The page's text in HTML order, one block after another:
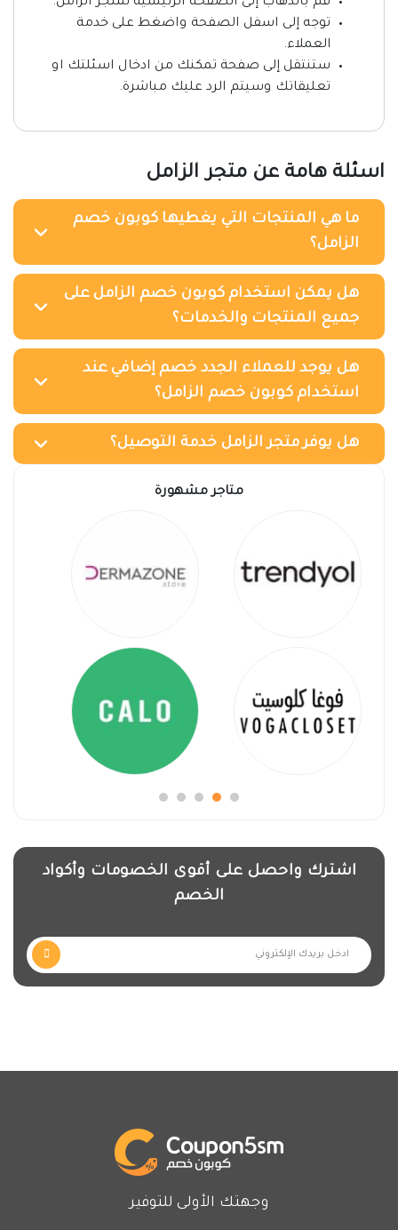
توجه إلى اسفل الصفحة واضغط على خدمة
العملاء.
ستنتقل إلى صفحة تمكنك من ادخال اسئلتك او
تعليقاتك وسيتم الرد عليك مباشرة.
اسئلة هامة عن متجر الزامل
ما هي المنتجات التي يغطيها كوبون خصم
الزامل؟
هل يمكن استخدام كوبون خصم الزامل على
جميع المنتجات والخدمات؟
هل يوجد للعملاء الجدد خصم إضافي عند
استخدام كوبون خصم الزامل؟
هل يوفر متجر الزامل خدمة التوصيل؟
متاجر مشهورة
اشترك واحصل على أقوى الخصومات وأكواد
الخصم
وجهتك الأولى للتوفير